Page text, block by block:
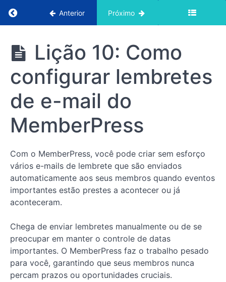
Retornar ao curso: Introdução ao curso em
Anterior Próximo
Curso em
vídeo
"Primeiros
passos com
o
MemberPress
Curso
vídeo
"Primeiros
passos
com
o
1: Como
planejar e
organizar
o
conteúdo
Lição 10: Como
configurar lembretes
de e-mail do
MemberPress
Com o MemberPress, você pode criar sem esforço
vários e-mails de lembrete que são enviados
automaticamente aos seus membros quando eventos
importantes estão prestes a acontecer ou já
aconteceram.
Chega de enviar lembretes manualmente ou de se
preocupar em manter o controle de datas
importantes. O MemberPress faz o trabalho pesado
para você, garantindo que seus membros nunca
percam prazos ou oportunidades cruciais.